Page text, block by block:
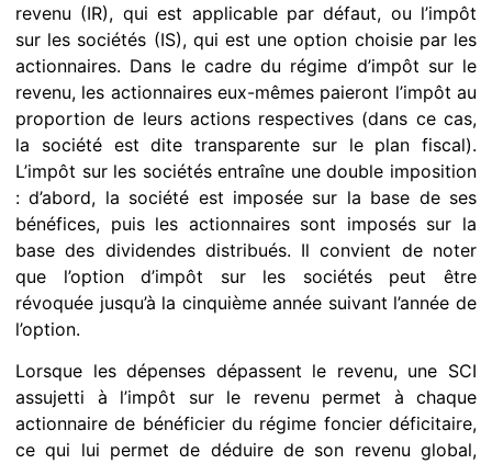
revenu (IR), qui est applicable par défaut, ou l’impôt
sur les sociétés (IS), qui est une option choisie par les
actionnaires. Dans le cadre du régime d’impôt sur le
revenu, les actionnaires eux-mêmes paieront l’impôt au
proportion de leurs actions respectives (dans ce cas,
la société est dite transparente sur le plan fiscal).
L’impôt sur les sociétés entraîne une double imposition
: d’abord, la société est imposée sur la base de ses
bénéfices, puis les actionnaires sont imposés sur la
base des dividendes distribués. Il convient de noter
que l’option d’impôt sur les sociétés peut être
révoquée jusqu’à la cinquième année suivant l’année de
l’option.
Lorsque les dépenses dépassent le revenu, une SCI
assujetti à l’impôt sur le revenu permet à chaque
actionnaire de bénéficier du régime foncier déficitaire,
ce qui lui permet de déduire de son revenu global,